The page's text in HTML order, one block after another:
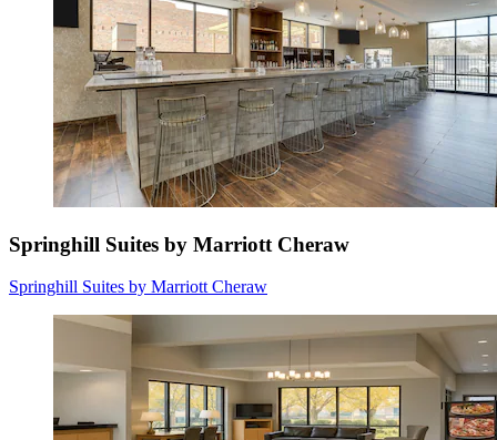
Springhill Suites by Marriott Cheraw
Springhill Suites by Marriott Cheraw